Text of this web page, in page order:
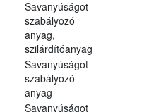
Savanyúságot
szabályozó
anyag,
szilárdítóanyag
Savanyúságot
szabályozó
anyag
Savanyúságot